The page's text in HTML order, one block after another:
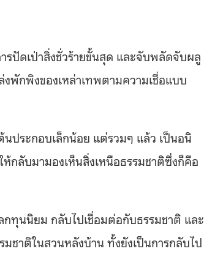
รปัดเป่าสิ่งชั่วร้ายขั้นสุด และจับพลัดจับผลู
พักพิงของเหล่าเทพตามความเชื่อแบบ
นประกอบเล็กน้อย แต่รวมๆ แล้ว เป็นอนิ
ห้กลับมามองเห็นสิ่งเหนือธรรมชาติซึ่งก็คือ
กทุนนิยม กลับไปเชื่อมต่อกับธรรมชาติ และ
ชาติในสวนหลังบ้าน ทั้งยังเป็นการกลับไป